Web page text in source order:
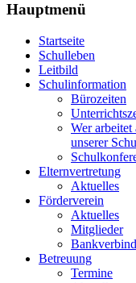
Hauptmenü
Startseite
Schulleben
Leitbild
Schulinformation
Bürozeiten
Wer arbeitet
unserer
Elternvertretung
Aktuelles
Förderverein
Aktuelles
Mitglieder
Betreuung
Termine